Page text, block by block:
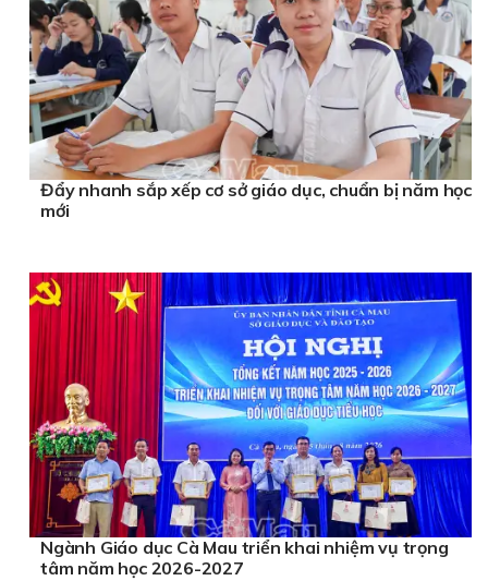
Đẩy nhanh sắp xếp cơ sở giáo dục, chuẩn bị năm học
mới
Ngành Giáo dục Cà Mau triển khai nhiệm vụ trọng
tâm năm học 2026-2027